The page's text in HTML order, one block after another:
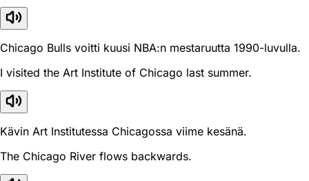
Chicago Bulls voitti kuusi NBA:n mestaruutta 1990-luvulla.
I visited the Art Institute of Chicago last summer.
Kävin Art Institutessa Chicagossa viime kesänä.
The Chicago River flows backwards.